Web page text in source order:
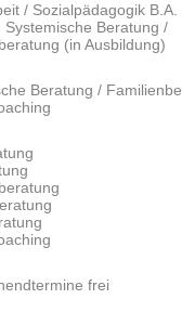
/ Sozialpädagogik B.A.
Systemische Beratung /
(in Ausbildung)
Beratung /
frei